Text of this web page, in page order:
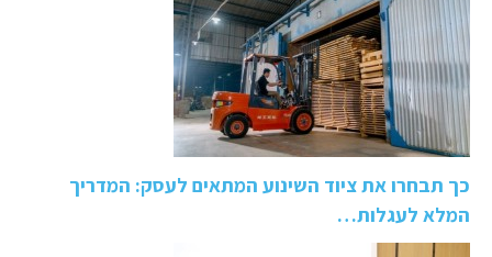
כך תבחרו את ציוד השינוע המתאים לעסק: המדריך
המלא לעגלות…